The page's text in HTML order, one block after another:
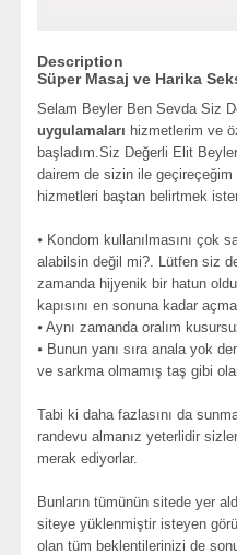
Description
Süper Masaj ve Harika
Selam Beyler Ben Sevda Siz
uygulamaları hizmetlerim ve
başladım.Siz Değerli Elit
dairem de sizin ile geçireçeğim
hizmetleri baştan belirtmek
⦁ Kondom kullanılmasını çok
alabilsin değil mi?. Lütfen siz
zamanda hijyenik bir hatun
kapısını en sonuna kadar
⦁ Aynı zamanda oralım
⦁ Bunun yanı sıra anala yok
ve sarkma olmamış taş gibi
Tabi ki daha fazlasını da
randevu almanız yeterlidir
merak ediyorlar.
Bunların tümünün sitede yer
siteye yüklenmiştir isteyen
olan tüm beklentilerinizi de